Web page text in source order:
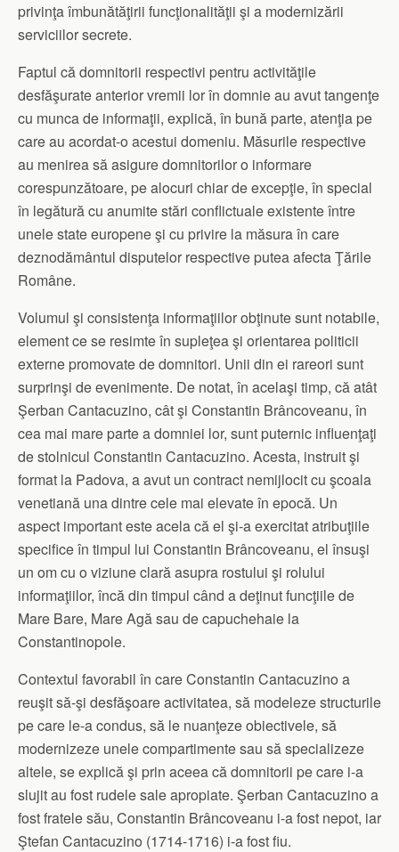
privinţa îmbunătăţirii funcţionalităţii şi a modernizării
serviciilor secrete.
Faptul că domnitorii respectivi pentru activităţile
desfăşurate anterior vremii lor în domnie au avut tangenţe
cu munca de informaţii, explică, în bună parte, atenţia pe
care au acordat-o acestui domeniu. Măsurile respective
au menirea să asigure domnitorilor o informare
corespunzătoare, pe alocuri chiar de excepţie, în special
în legătură cu anumite stări conflictuale existente între
unele state europene şi cu privire la măsura în care
deznodământul disputelor respective putea afecta Ţările
Române.
Volumul şi consistenţa informaţiilor obţinute sunt notabile,
element ce se resimte în supleţea şi orientarea politicii
externe promovate de domnitori. Unii din ei rareori sunt
surprinşi de evenimente. De notat, în acelaşi timp, că atât
Şerban Cantacuzino, cât şi Constantin Brâncoveanu, în
cea mai mare parte a domniei lor, sunt puternic influenţaţi
de stolnicul Constantin Cantacuzino. Acesta, instruit şi
format la Padova, a avut un contract nemijlocit cu şcoala
venetiană una dintre cele mai elevate în epocă. Un
aspect important este acela că el şi-a exercitat atribuţiile
specifice în timpul lui Constantin Brâncoveanu, el însuşi
un om cu o viziune clară asupra rostului şi rolului
informaţiilor, încă din timpul când a deţinut funcţiile de
Mare Bare, Mare Agă sau de capuchehaie la
Constantinopole.
Contextul favorabil în care Constantin Cantacuzino a
reuşit să-şi desfăşoare activitatea, să modeleze structurile
pe care le-a condus, să le nuanţeze obiectivele, să
modernizeze unele compartimente sau să specializeze
altele, se explică şi prin aceea că domnitorii pe care i-a
slujit au fost rudele sale apropiate. Şerban Cantacuzino a
fost fratele său, Constantin Brâncoveanu i-a fost nepot, iar
Ştefan Cantacuzino (1714-1716) i-a fost fiu.